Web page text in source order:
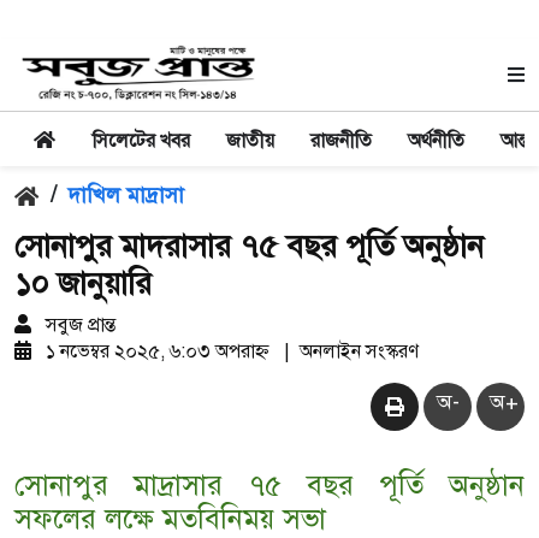
সিলেটের খবর জাতীয় রাজনীতি অর্থনীতি
/ দাখিল মাদ্রাসা
সোনাপুর মাদরাসার ৭৫ বছর পূর্তি অনুষ্ঠান
১০ জানুয়ারি
সবুজ প্রান্ত
১ নভেম্বর ২০২৫, ৬:০৩ অপরাহ্ন
অনলাইন সংস্করণ
অ- অ+
সোনাপুর মাদ্রাসার ৭৫ বছর পূর্তি অনুষ্ঠান
সফলের লক্ষে মতবিনিময় সভা